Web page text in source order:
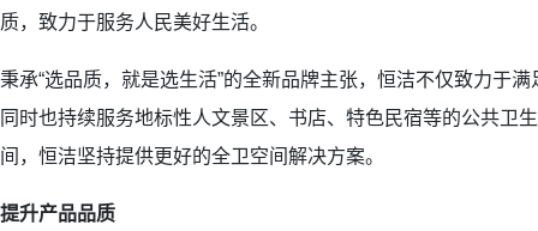
质，致力于服务人民美好生活。
秉承“选品质，就是选生活”的全新品牌主张，恒洁不仅致力于
同时也持续服务地标性人文景区、书店、特色民宿等的公共卫
间，恒洁坚持提供更好的全卫空间解决方案。
提升产品品质